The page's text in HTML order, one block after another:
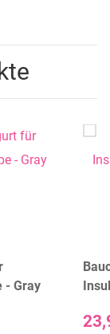
- Gray